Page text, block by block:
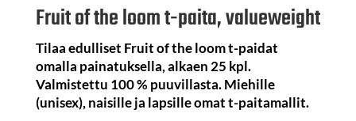
Fruit of the loom t-paita, valueweight
Tilaa edulliset Fruit of the loom t-paidat
omalla painatuksella, alkaen 25 kpl.
Valmistettu 100 % puuvillasta. Miehille
(unisex), naisille ja lapsille omat t-paitamallit.